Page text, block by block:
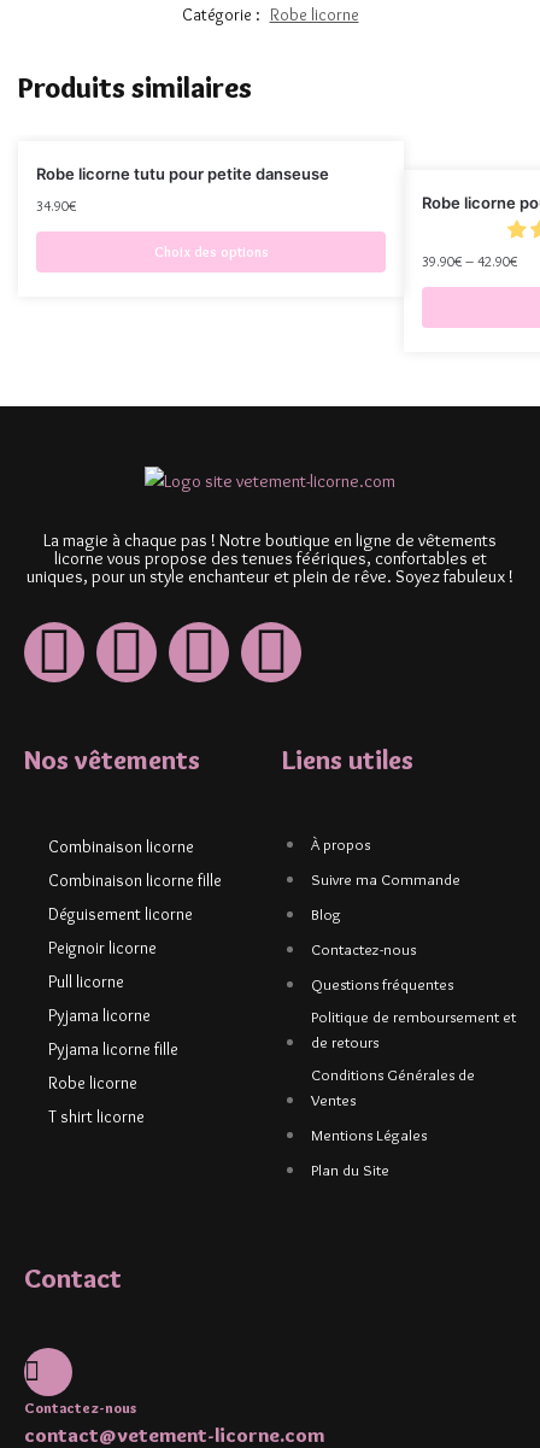
Catégorie : Robe licorne
Produits similaires
Robe licorne tutu pour petite danseuse
34.90€
Choix des options
Robe licorne
39.90€ – 42.90€
La magie à chaque pas ! Notre boutique en ligne de vêtements
licorne vous propose des tenues féériques, confortables et
uniques, pour un style enchanteur et plein de rêve. Soyez fabuleux !
Nos vêtements
Combinaison licorne
Combinaison licorne fille
Déguisement licorne
Peignoir licorne
Pull licorne
Pyjama licorne
Pyjama licorne fille
Robe licorne
T shirt licorne
Liens utiles
À propos
Suivre ma Commande
Blog
Contactez-nous
Questions fréquentes
Politique de remboursement et
de retours
Conditions Générales de
Ventes
Mentions Légales
Plan du Site
Contact
Contactez-nous
contact@vetement-licorne.com